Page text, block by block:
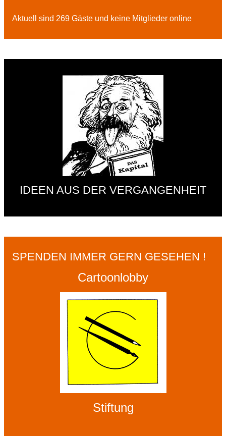
Aktuell sind 269 Gäste und keine Mitglieder online
IDEEN AUS DER VERGANGENHEIT
SPENDEN IMMER GERN GESEHEN !
Cartoonlobby
Stiftung